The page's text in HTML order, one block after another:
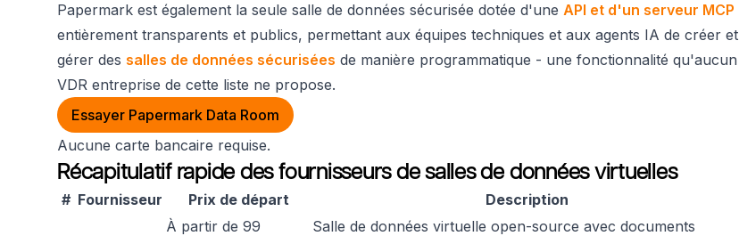
Papermark est également la seule salle de données sécurisée dotée d'une API et d'un serveur MCP
entièrement transparents et publics, permettant aux équipes techniques et aux agents IA de créer et
gérer des salles de données sécurisées de manière programmatique - une fonctionnalité qu'aucun
VDR entreprise de cette liste ne propose.
Essayer Papermark Data Room
Aucune carte bancaire requise.
Récapitulatif rapide des fournisseurs de salles de données virtuelles
# Fournisseur Prix de départ Description
À partir de 99
Salle de données virtuelle open-source avec documents